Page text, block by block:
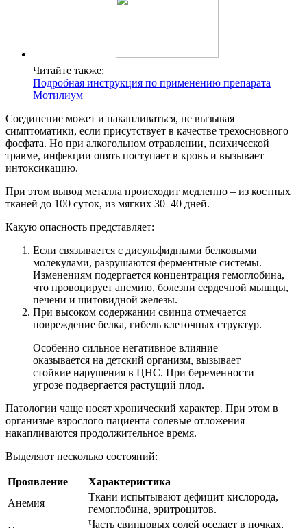
Читайте также:
Подробная инструкция по применению препарата
Мотилиум
Соединение может и накапливаться, не вызывая
симптоматики, если присутствует в качестве трехосновного
фосфата. Но при алкогольном отравлении, психической
травме, инфекции опять поступает в кровь и вызывает
интоксикацию.
При этом вывод металла происходит медленно – из костных
тканей до 100 суток, из мягких 30–40 дней.
Какую опасность представляет:
Если связывается с дисульфидными белковыми
молекулами, разрушаются ферментные системы.
Изменениям подергается концентрация гемоглобина,
что провоцирует анемию, болезни сердечной мышцы,
печени и щитовидной железы.
При высоком содержании свинца отмечается
повреждение белка, гибель клеточных структур.
Особенно сильное негативное влияние
оказывается на детский организм, вызывает
стойкие нарушения в ЦНС. При беременности
угрозе подвергается растущий плод.
Патологии чаще носят хронический характер. При этом в
организме взрослого пациента солевые отложения
накапливаются продолжительное время.
Выделяют несколько состояний:
Проявление
Характеристика
Анемия
Ткани испытывают дефицит кислорода,
гемоглобина, эритроцитов.
Часть свинцовых солей оседает в почках,